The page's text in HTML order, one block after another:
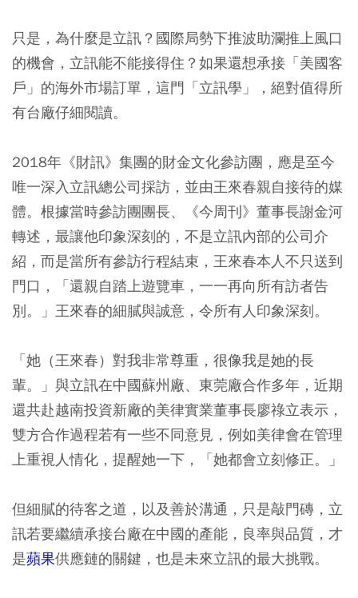
只是，為什麼是立訊？國際局勢下推波助瀾推上風口
的機會，立訊能不能接得住？如果還想承接「美國客
戶」的海外市場訂單，這門「立訊學」，絕對值得所
有台廠仔細閱讀。
2018年《財訊》集團的財金文化參訪團，應是至今
唯一深入立訊總公司採訪，並由王來春親自接待的媒
體。根據當時參訪團團長、《今周刊》董事長謝金河
轉述，最讓他印象深刻的，不是立訊內部的公司介
紹，而是當所有參訪行程結束，王來春本人不只送到
門口，「還親自踏上遊覽車，一一再向所有訪者告
別。」王來春的細膩與誠意，令所有人印象深刻。
「她（王來春）對我非常尊重，很像我是她的長
輩。」與立訊在中國蘇州廠、東莞廠合作多年，近期
還共赴越南投資新廠的美律實業董事長廖祿立表示，
雙方合作過程若有一些不同意見，例如美律會在管理
上重視人情化，提醒她一下，「她都會立刻修正。」
但細膩的待客之道，以及善於溝通，只是敲門磚，立
訊若要繼續承接台廠在中國的產能，良率與品質，才
是蘋果供應鏈的關鍵，也是未來立訊的最大挑戰。